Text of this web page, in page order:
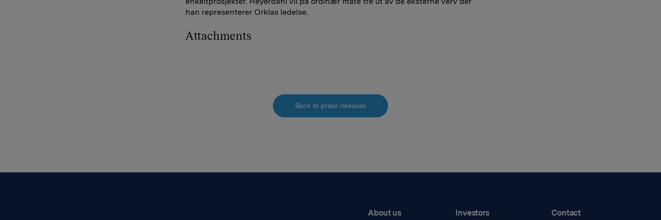
han representerer Orklas ledelse.
Attachments
Back to press releases
About us Investors Contact